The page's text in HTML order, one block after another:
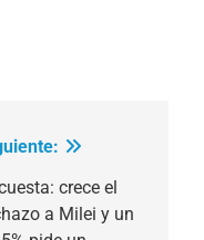
crece el
a Milei y un